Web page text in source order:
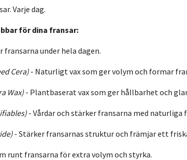
Varje dag.
för dina fransar:
under hela dagen.
Cera) - Naturligt vax som ger volym och formar
Wax)- Plantbaserat vax som ger hållbarhet och
- Vårdar och stärker fransarna med naturliga
- Stärker fransarnas struktur och främjar ett
runt fransarna för extra volym och styrka.